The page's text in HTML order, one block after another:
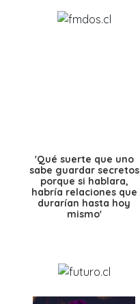
'Qué suerte que uno
sabe guardar secretos
porque si hablara,
habría relaciones que
durarían hasta hoy
mismo'